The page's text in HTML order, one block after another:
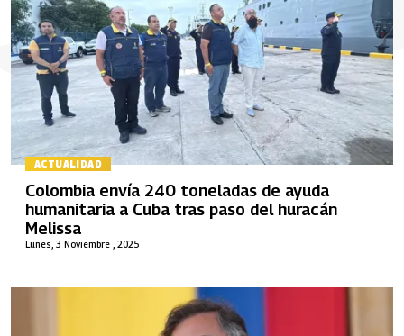
ACTUALIDAD
Lunes, 3 Noviembre , 2025
Colombia envía 240 toneladas de ayuda
humanitaria a Cuba tras paso del huracán
Melissa